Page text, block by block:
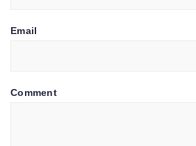
Email
Comment